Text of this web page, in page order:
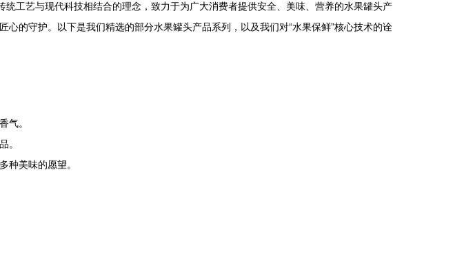
工艺与现代科技相结合的理念，致力于为广大消费者提供安全、美味、营养的水果罐头产
的守护。以下是我们精选的部分水果罐头产品系列，以及我们对“水果保鲜”核心技术的诠
气。
。
种美味的愿望。